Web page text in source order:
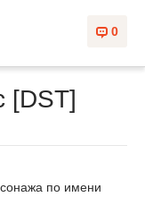
0
[DST]
по имени